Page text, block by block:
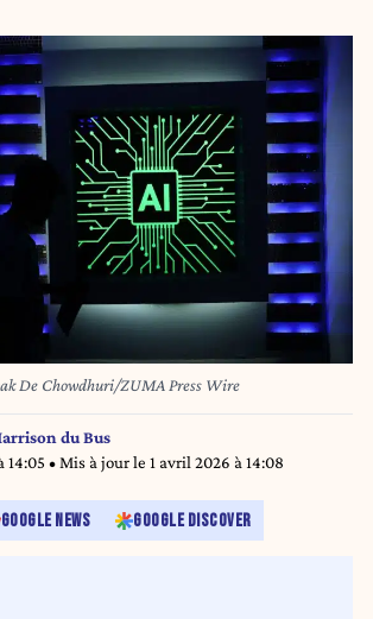
De Chowdhuri/ZUMA Press Wire
du Bus
14:05 • Mis à jour le 1 avril 2026 à 14:08
GOOGLE NEWS GOOGLE DISCOVER